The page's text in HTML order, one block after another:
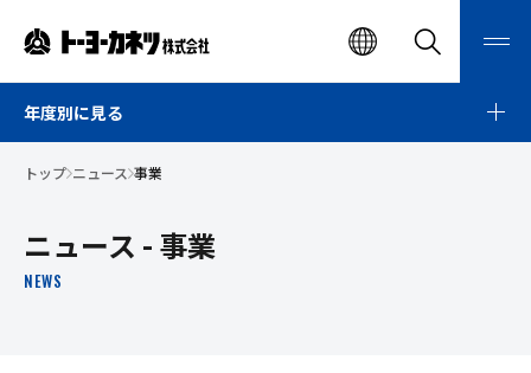
ト
ー
ヨ
カ
ツ
株
EN
検
検索
メ
ー
トップ ニュース 事業
ニュース - 事業
NEWS
年度別に見る